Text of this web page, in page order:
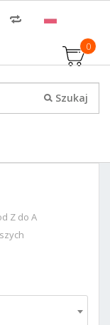
0
Z do A